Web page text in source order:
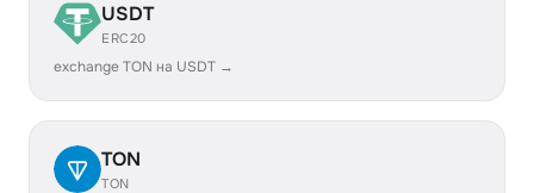
USDT
ERC20
exchange TON на USDT →
TON
TON